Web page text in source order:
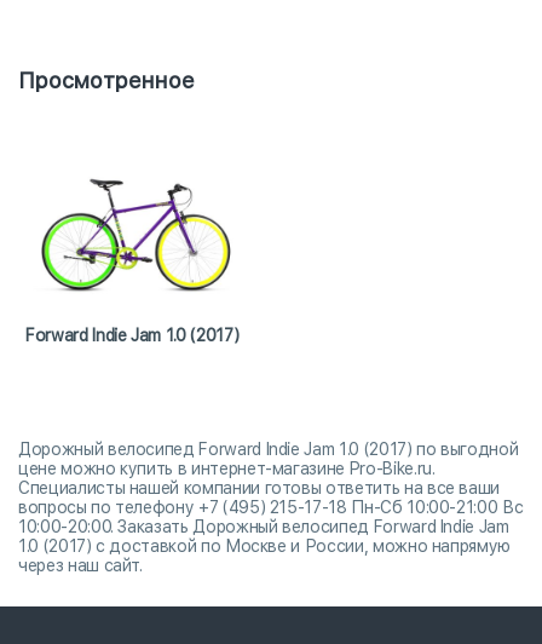
Просмотренное
Forward Indie Jam 1.0 (2017)
Дорожный велосипед Forward Indie Jam 1.0 (2017) по выгодной
цене можно купить в интернет-магазине Pro-Bike.ru.
Специалисты нашей компании готовы ответить на все ваши
вопросы по телефону +7 (495) 215-17-18 Пн-Сб 10:00-21:00 Вс
10:00-20:00. Заказать Дорожный велосипед Forward Indie Jam
1.0 (2017) с доставкой по Москве и России, можно напрямую
через наш сайт.